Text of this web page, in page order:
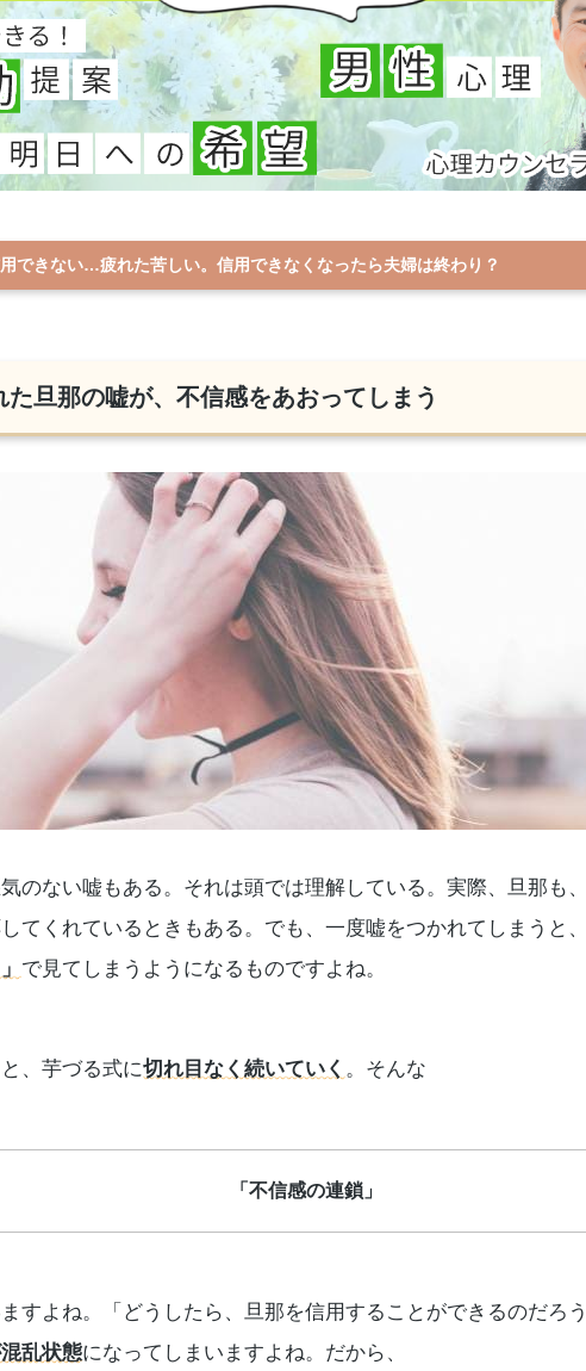
できない…疲れた苦しい。信用できなくなったら夫婦は終わり？
た旦那の嘘が、不信感をあおってしまう
のない嘘もある。それは頭では理解している。実際、旦那も
てくれているときもある。でも、一度嘘をつかれてしまうと
で見てしまうようになるものですよね。
、芋づる式に切れ目なく続いていく 。そんな
「不信感の連鎖」
すよね。「どうしたら、旦那を信用することができるのだろ
乱状態になってしまいますよね。だから、